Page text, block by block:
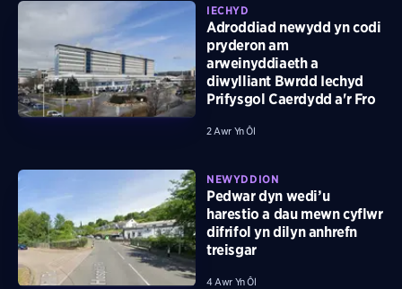
IECHYD
Adroddiad newydd yn codi
pryderon am
arweinyddiaeth a
diwylliant Bwrdd Iechyd
Prifysgol Caerdydd a'r Fro
2 Awr Yn Ôl
NEWYDDION
Pedwar dyn wedi’u
harestio a dau mewn cyflwr
difrifol yn dilyn anhrefn
treisgar
4 Awr Yn Ôl